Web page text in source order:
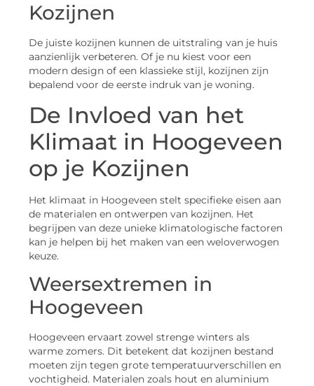
Kozijnen
De juiste kozijnen kunnen de uitstraling van je huis
aanzienlijk verbeteren. Of je nu kiest voor een
modern design of een klassieke stijl, kozijnen zijn
bepalend voor de eerste indruk van je woning.
De Invloed van het
Klimaat in Hoogeveen
op je Kozijnen
Het klimaat in Hoogeveen stelt specifieke eisen aan
de materialen en ontwerpen van kozijnen. Het
begrijpen van deze unieke klimatologische factoren
kan je helpen bij het maken van een weloverwogen
keuze.
Weersextremen in
Hoogeveen
Hoogeveen ervaart zowel strenge winters als
warme zomers. Dit betekent dat kozijnen bestand
moeten zijn tegen grote temperatuurverschillen en
vochtigheid. Materialen zoals hout en aluminium